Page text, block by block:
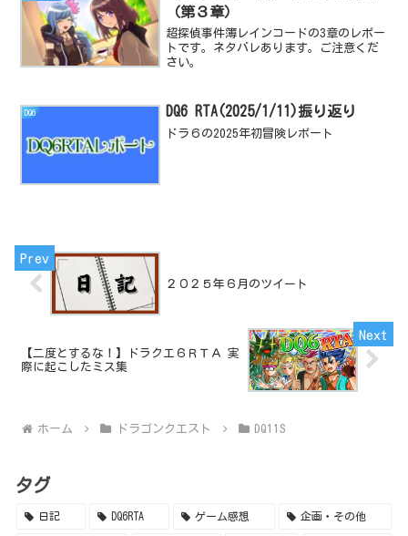
（第３章）
超探偵事件簿レインコードの3章のレポー
トです。ネタバレあります。ご注意くだ
さい。
DQ6 DQ6 RTA(2025/1/11)振り返り
ドラ６の2025年初冒険レポート
２０２５年６月のツイート
【二度とするな！】ドラクエ６ＲＴＡ 実
際に起こしたミス集
ホーム ドラゴンクエスト DQ11S
タグ
日記 DQ6RTA ゲーム感想 企画・その他